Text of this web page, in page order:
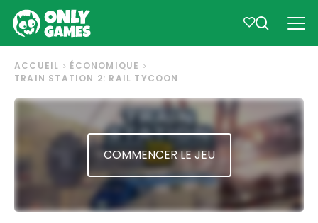
ACCUEIL
ÉCONOMIQUE
TRAIN STATION 2: RAIL TYCOON
COMMENCER LE JEU